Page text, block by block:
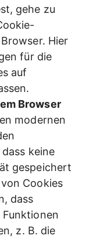
gehe zu
Hier
für die
auf
Browser
modernen
keine
gespeichert
Cookies
dass
Funktionen
z. B. die